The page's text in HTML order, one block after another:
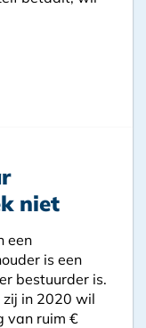
niet
een
is een
bestuurder is.
in 2020 wil
van ruim €